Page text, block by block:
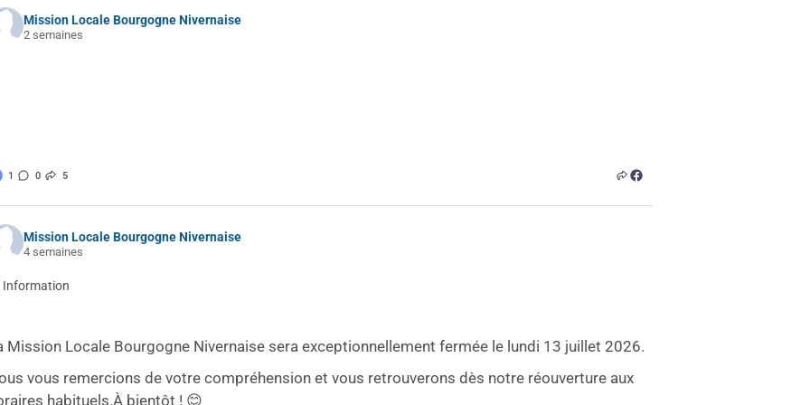
Mission Locale Bourgogne Nivernaise
2 semaines
1 0 5
Mission Locale Bourgogne Nivernaise
4 semaines
Information
Mission Locale Bourgogne Nivernaise sera exceptionnellement fermée le lundi 13 juillet 2026.
vous remercions de votre compréhension et vous retrouverons dès notre réouverture aux
habituels.À bientôt ! 😊